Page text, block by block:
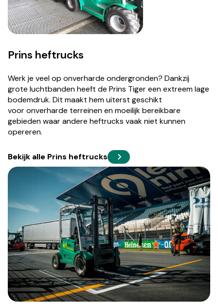
Prins heftrucks
Werk je veel op onverharde ondergronden? Dankzij
grote luchtbanden heeft de Prins Tiger een extreem lage
bodemdruk. Dit maakt hem uiterst geschikt
voor onverharde terreinen en moeilijk bereikbare
gebieden waar andere heftrucks vaak niet kunnen
opereren.
Bekijk alle Prins heftrucks